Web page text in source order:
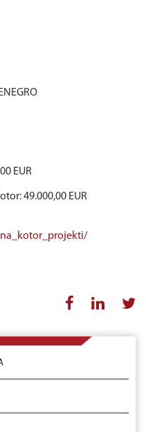
EUR
49.000,00 EUR